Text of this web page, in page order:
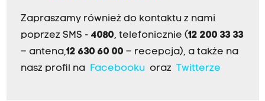
Zapraszamy również do kontaktu z nami
poprzez SMS - 4080, telefonicznie (12 200 33 33
– antena,12 630 60 00 – recepcja), a także na
nasz profil na Facebookuoraz Twitterze